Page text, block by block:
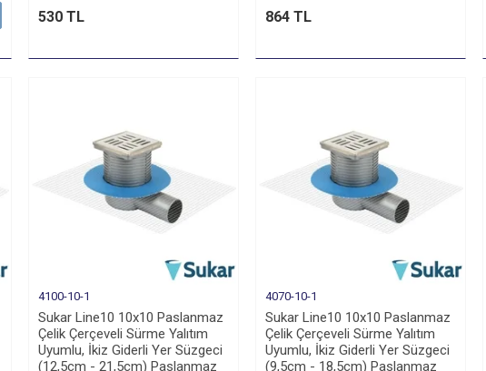
530 TL 864 TL
4100-10-1
Sukar Line10 10x10 Paslanmaz
Çelik Çerçeveli Sürme Yalıtım
Uyumlu, İkiz Giderli Yer Süzgeci
(12,5cm - 21,5cm) Paslanmaz
4070-10-1
Sukar Line10 10x10 Paslanmaz
Çelik Çerçeveli Sürme Yalıtım
Uyumlu, İkiz Giderli Yer Süzgeci
(9,5cm - 18,5cm) Paslanmaz